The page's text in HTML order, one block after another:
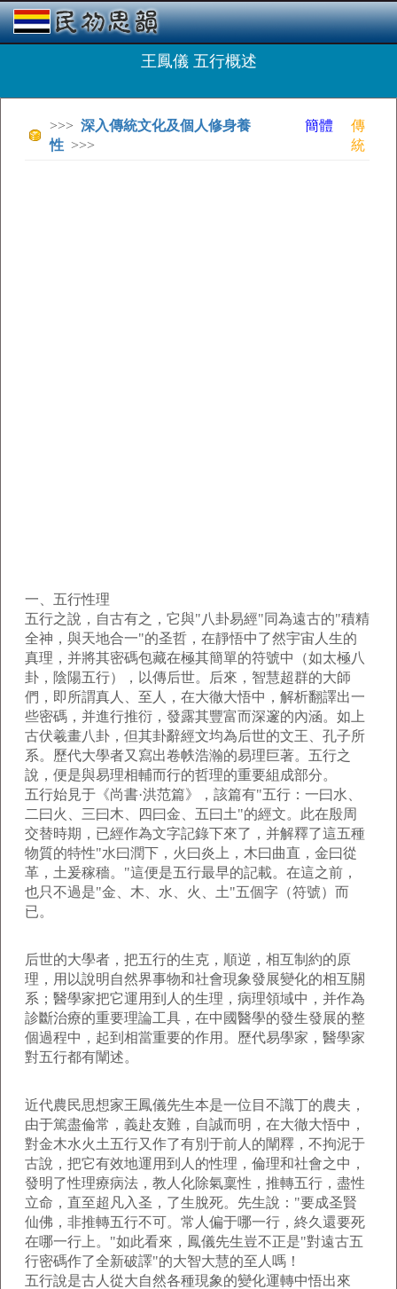
王鳳儀 五行概述
>>> 深入傳統文化及個人修身養
性 >>>
簡體
傳
統
一、五行性理
五行之說，自古有之，它與"八卦易經"同為遠古的"積精
全神，與天地合一"的圣哲，在靜悟中了然宇宙人生的
真理，并將其密碼包藏在極其簡單的符號中（如太極八
卦，陰陽五行），以傳后世。后來，智慧超群的大師
們，即所謂真人、至人，在大徹大悟中，解析翻譯出一
些密碼，并進行推衍，發露其豐富而深邃的內涵。如上
古伏羲畫八卦，但其卦辭經文均為后世的文王、孔子所
系。歷代大學者又寫出卷帙浩瀚的易理巨著。五行之
說，便是與易理相輔而行的哲理的重要組成部分。
五行始見于《尚書·洪范篇》，該篇有"五行：一曰水、
二曰火、三曰木、四曰金、五曰土"的經文。此在殷周
交替時期，已經作為文字記錄下來了，并解釋了這五種
物質的特性"水曰潤下，火曰炎上，木曰曲直，金曰從
革，土爰稼穡。"這便是五行最早的記載。在這之前，
也只不過是"金、木、水、火、土"五個字（符號）而
已。
后世的大學者，把五行的生克，順逆，相互制約的原
理，用以說明自然界事物和社會現象發展變化的相互關
系；醫學家把它運用到人的生理，病理領域中，并作為
診斷治療的重要理論工具，在中國醫學的發生發展的整
個過程中，起到相當重要的作用。歷代易學家，醫學家
對五行都有闡述。
近代農民思想家王鳳儀先生本是一位目不識丁的農夫，
由于篤盡倫常，義赴友難，自誠而明，在大徹大悟中，
對金木水火土五行又作了有別于前人的闡釋，不拘泥于
古說，把它有效地運用到人的性理，倫理和社會之中，
發明了性理療病法，教人化除氣稟性，推轉五行，盡性
立命，直至超凡入圣，了生脫死。先生說："要成圣賢
仙佛，非推轉五行不可。常人偏于哪一行，終久還要死
在哪一行上。"如此看來，鳳儀先生豈不正是"對遠古五
行密碼作了全新破譯"的大智大慧的至人嗎！
五行說是古人從大自然各種現象的變化運轉中悟出來